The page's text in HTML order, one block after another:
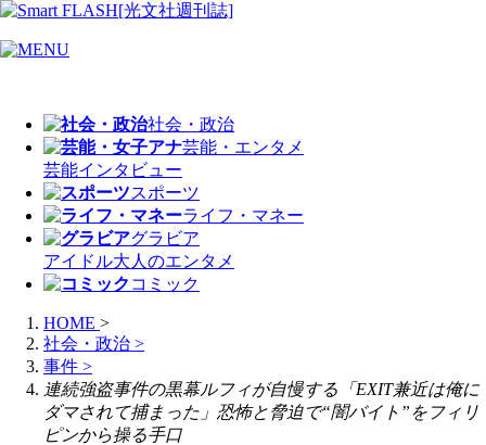
社会・政治
芸能・エンタメ
芸能インタビュー
スポーツ
ライフ・マネー
グラビア
アイドル大人のエンタメ
コミック
HOME >
社会・政治 >
事件 >
連続強盗事件の黒幕ルフィが自慢する「EXIT兼近は俺に
ダマされて捕まった」恐怖と脅迫で“闇バイト”をフィリ
ピンから操る手口